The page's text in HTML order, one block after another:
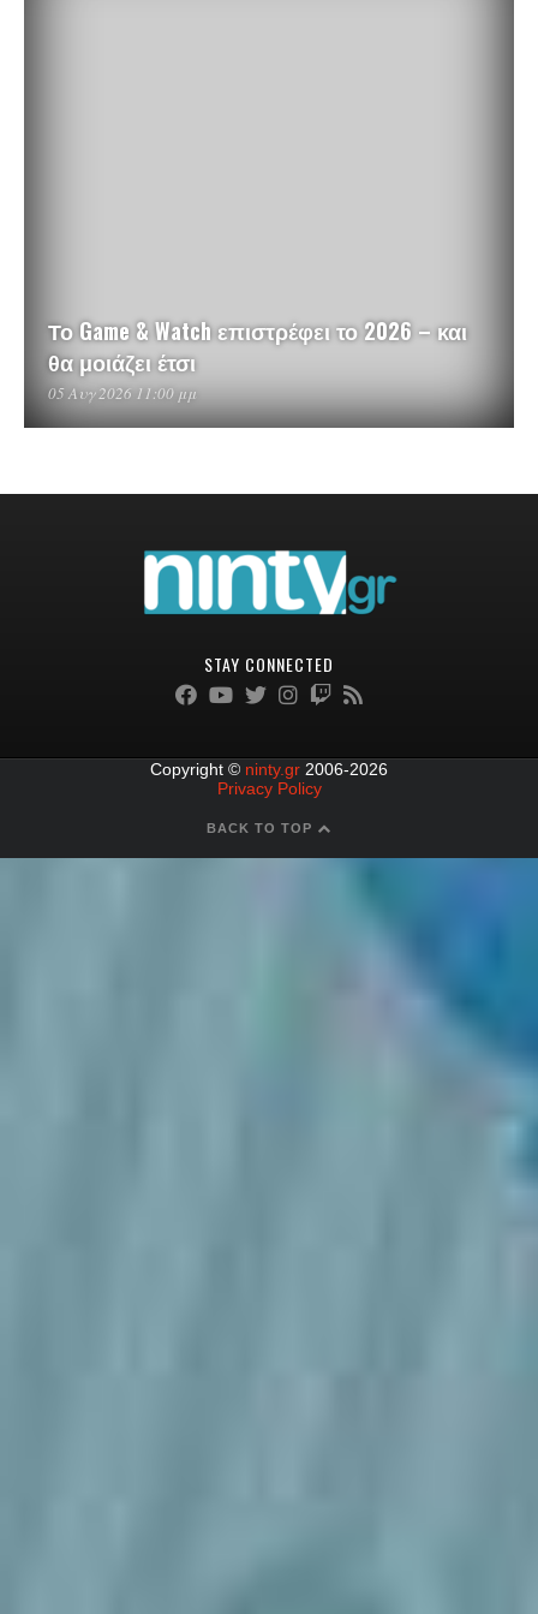
Το Game & Watch επιστρέφει το 2026 – και
θα μοιάζει έτσι
05 Αυγ 2026 11:00 μμ
STAY CONNECTED
Copyright © ninty.gr 2006-2026
Privacy Policy
BACK TO TOP